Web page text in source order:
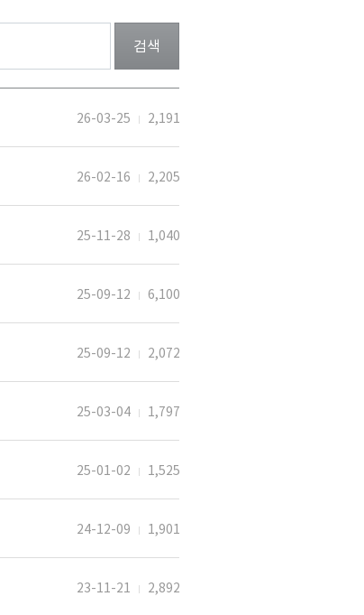
검색
26-03-25 2,191
26-02-16 2,205
25-11-28 1,040
25-09-12 6,100
25-09-12 2,072
25-03-04 1,797
25-01-02 1,525
24-12-09 1,901
23-11-21 2,892